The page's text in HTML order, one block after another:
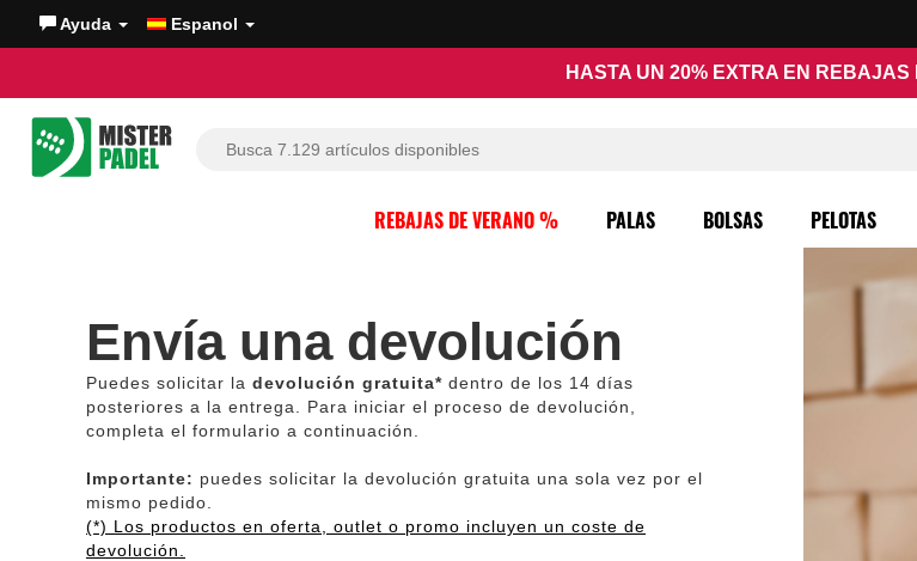
Ayuda Espanol
HASTA UN 20% EXTRA EN REBAJAS
REBAJAS DE VERANO % PALAS BOLSAS PELOTAS
Envía una devolución
Puedes solicitar la devolución gratuita* dentro de los 14 días
posteriores a la entrega. Para iniciar el proceso de devolución,
completa el formulario a continuación.
Importante: puedes solicitar la devolución gratuita una sola vez por el
mismo pedido.
(*) Los productos en oferta, outlet o promo incluyen un coste de
devolución.